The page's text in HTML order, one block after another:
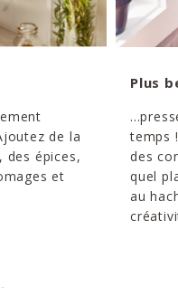
de la
des épices,
et
Plus
temps
des
quel
au